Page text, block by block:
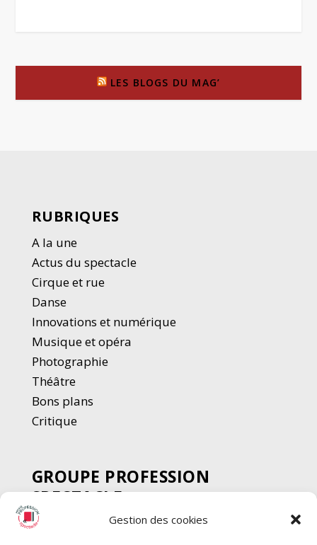
Gestion des cookies
LES BLOGS DU MAG’
RUBRIQUES
A la une
Actus du spectacle
Cirque et rue
Danse
Innovations et numérique
Musique et opéra
Photographie
Théâtre
Bons plans
Critique
GROUPE PROFESSION
SPECTACLE
Chèque Intermittents